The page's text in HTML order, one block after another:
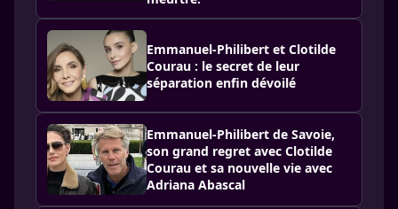
Emmanuel-Philibert et Clotilde
Courau : le secret de leur
séparation enfin dévoilé
Emmanuel-Philibert de Savoie,
son grand regret avec Clotilde
Courau et sa nouvelle vie avec
Adriana Abascal